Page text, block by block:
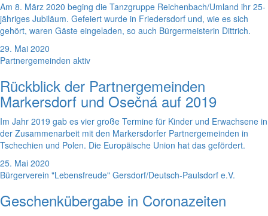
Am 8. März 2020 beging die Tanzgruppe Reichenbach/Umland ihr 25-
jähriges Jubiläum. Gefeiert wurde in Friedersdorf und, wie es sich
gehört, waren Gäste eingeladen, so auch Bürgermeisterin Dittrich.
29. Mai 2020
Partnergemeinden aktiv
Rückblick der Partnergemeinden
Markersdorf und Osečná auf 2019
Im Jahr 2019 gab es vier große Termine für Kinder und Erwachsene in
der Zusammenarbeit mit den Markersdorfer Partnergemeinden in
Tschechien und Polen. Die Europäische Union hat das gefördert.
25. Mai 2020
Bürgerverein "Lebensfreude" Gersdorf/Deutsch-Paulsdorf e.V.
Geschenkübergabe in Coronazeiten